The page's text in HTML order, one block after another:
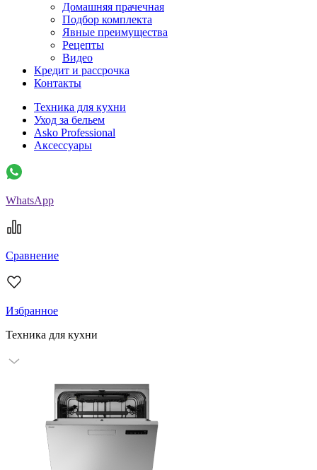
Домашняя прачечная
Подбор комплекта
Явные преимущества
Рецепты
Видео
Кредит и рассрочка
Контакты
Техника для кухни
Уход за бельем
Asko Professional
Аксессуары
WhatsApp
Сравнение
Избранное
Техника для кухни